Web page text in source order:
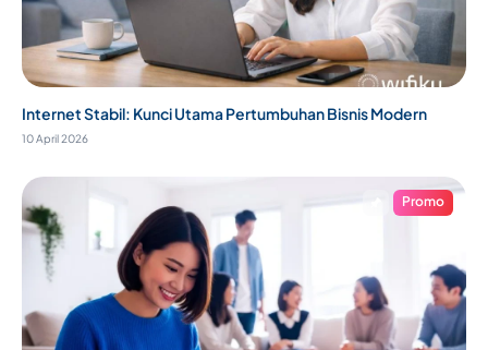
Internet Stabil: Kunci Utama Pertumbuhan Bisnis Modern
10 April 2026
Promo